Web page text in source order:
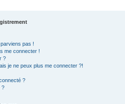
parviens pas !
me connecter !
?
je ne peux plus me connecter ?!
?
?